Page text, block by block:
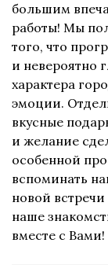
большим
работы! Мы
того, что
и невероятно
характера
эмоции.
вкусные
и желание
особенной
вспоминать
новой
наше
вместе с Вами!